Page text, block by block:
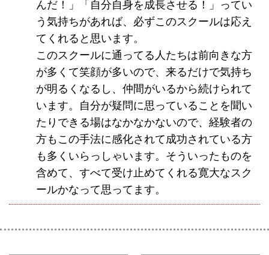
んだ！」「自分自身を成長させる！」ってい
う気持ちがあれば、必ずこのスクールは応え
てくれると思います。
このスクールに通ってる人たちは前向きな方
が多くて笑顔が多いので、来るだけで気持ち
が明るくなるし、仲間がいるから続けられて
います。自分が疑問に思っていることを聞い
たりできる場はなかなかないので、経験者の
方もこの手法に感化されて成功されている方
も多くいらっしゃいます。そういったものを
含めて、すべて受け止めてくれる寛大なスク
ールかなって思ってます。